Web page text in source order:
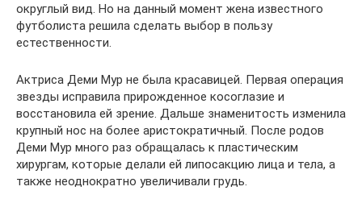
округлый вид. Но на данный момент жена известного
футболиста решила сделать выбор в пользу
естественности.
Актриса Деми Мур не была красавицей. Первая операция
звезды исправила прирожденное косоглазие и
восстановила ей зрение. Дальше знаменитость изменила
крупный нос на более аристократичный. После родов
Деми Мур много раз обращалась к пластическим
хирургам, которые делали ей липосакцию лица и тела, а
также неоднократно увеличивали грудь.